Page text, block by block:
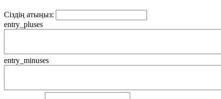
Сіздің атыңыз:
entry_pluses
entry_minuses